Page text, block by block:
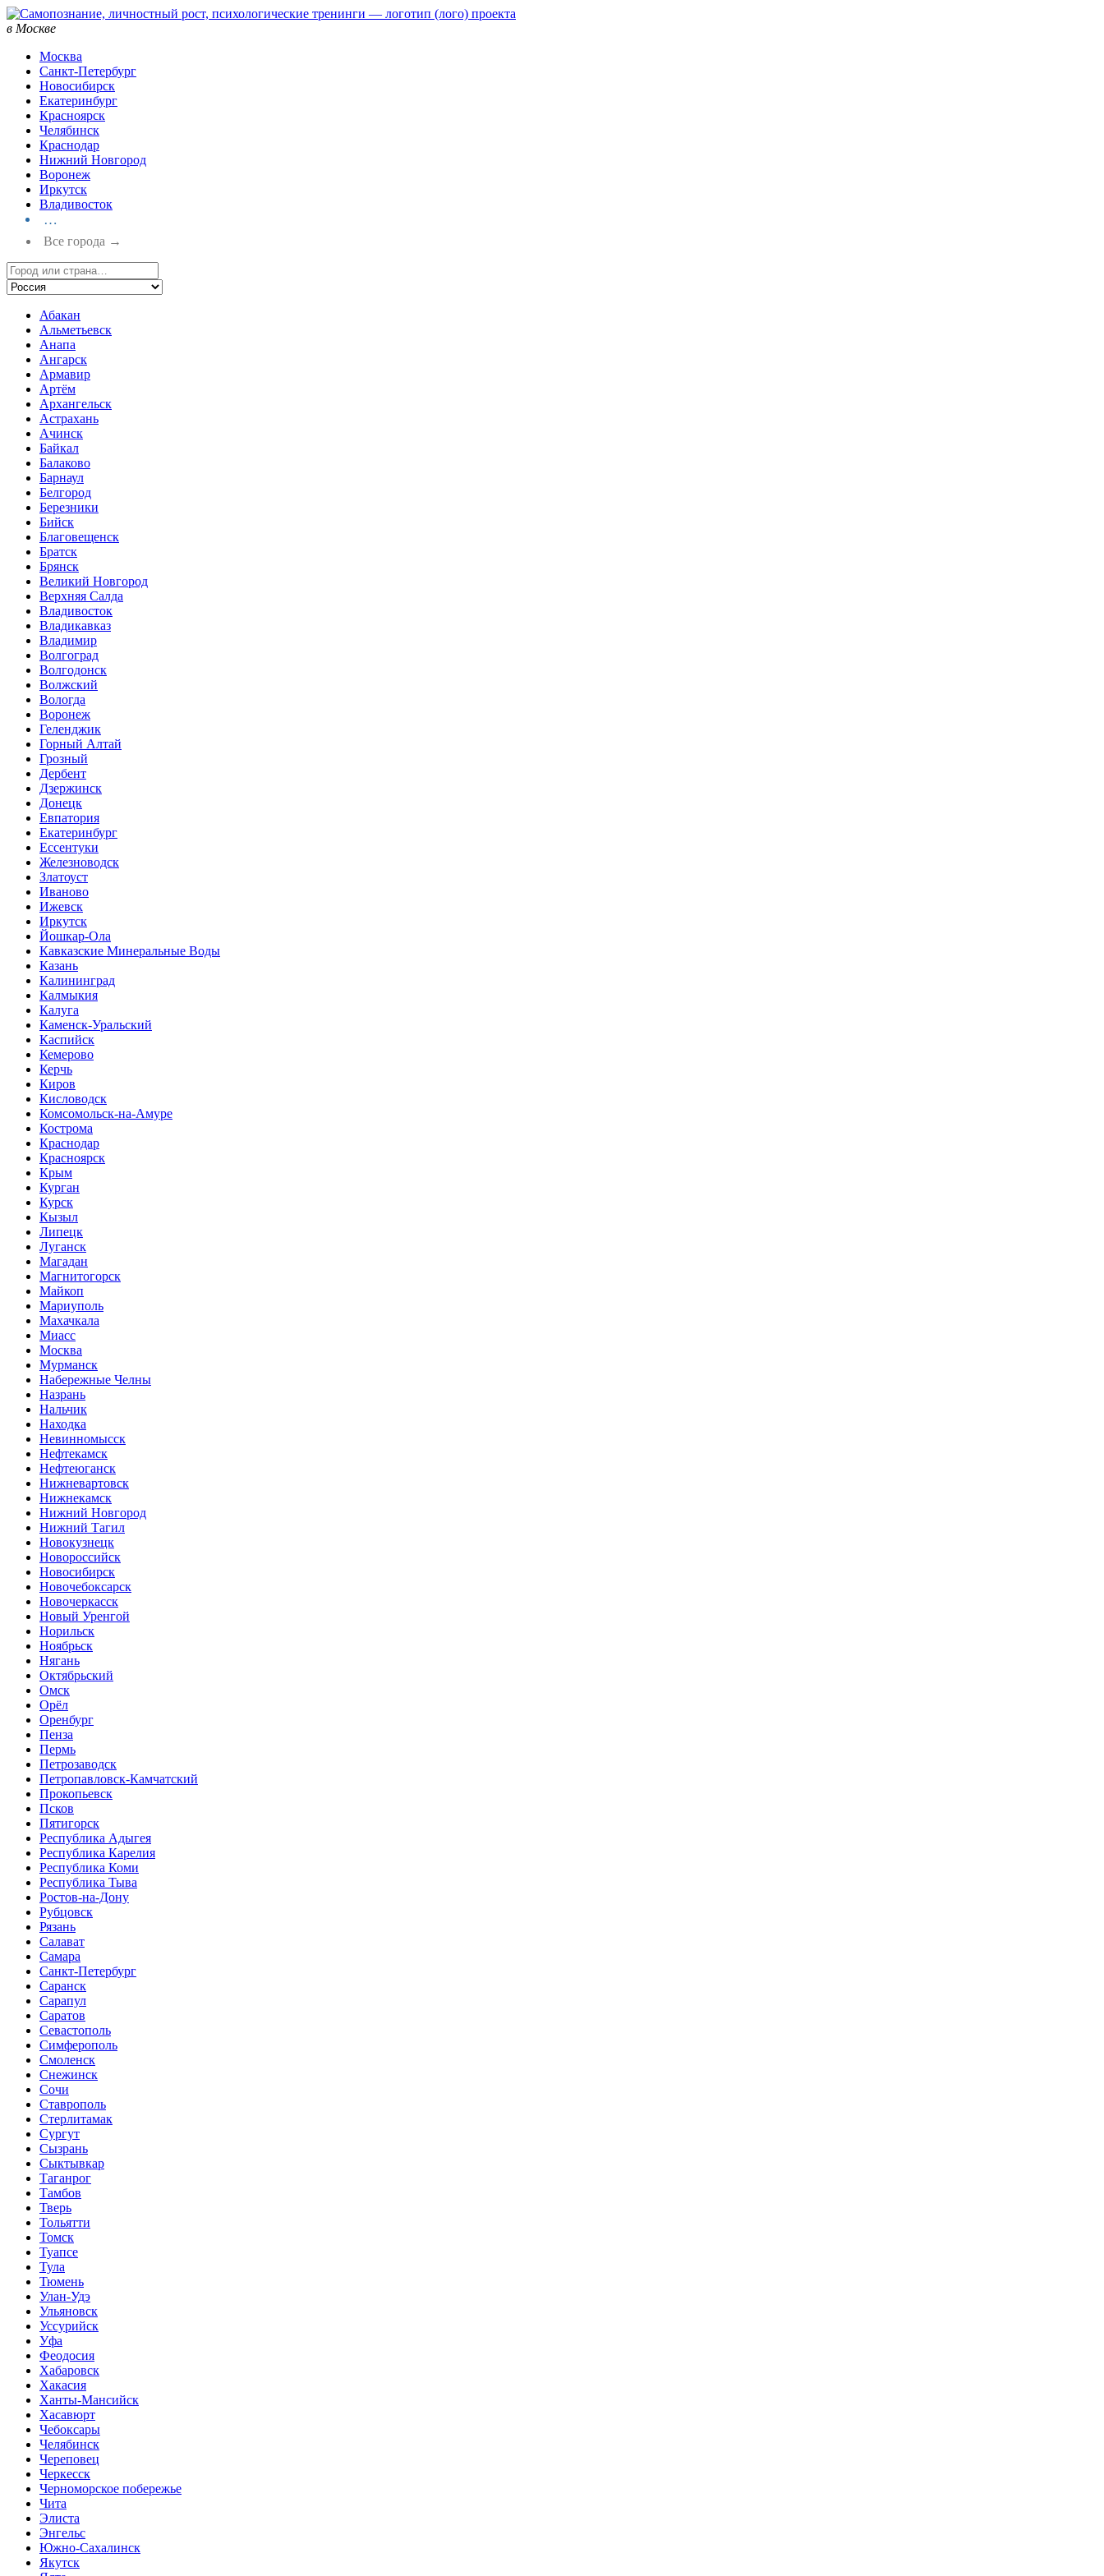
в Москве
Москва
Санкт-Петербург
Новосибирск
Екатеринбург
Красноярск
Челябинск
Краснодар
Нижний Новгород
Воронеж
Иркутск
Владивосток
…
Все города →
Абакан
Альметьевск
Анапа
Ангарск
Армавир
Артём
Архангельск
Астрахань
Ачинск
Байкал
Балаково
Барнаул
Белгород
Березники
Бийск
Благовещенск
Братск
Брянск
Великий Новгород
Верхняя Салда
Владивосток
Владикавказ
Владимир
Волгоград
Волгодонск
Волжский
Вологда
Воронеж
Геленджик
Горный Алтай
Грозный
Дербент
Дзержинск
Донецк
Евпатория
Екатеринбург
Ессентуки
Железноводск
Златоуст
Иваново
Ижевск
Иркутск
Йошкар-Ола
Кавказские Минеральные Воды
Казань
Калининград
Калмыкия
Калуга
Каменск-Уральский
Каспийск
Кемерово
Керчь
Киров
Кисловодск
Комсомольск-на-Амуре
Кострома
Краснодар
Красноярск
Крым
Курган
Курск
Кызыл
Липецк
Луганск
Магадан
Магнитогорск
Майкоп
Мариуполь
Махачкала
Миасс
Москва
Мурманск
Набережные Челны
Назрань
Нальчик
Находка
Невинномысск
Нефтекамск
Нефтеюганск
Нижневартовск
Нижнекамск
Нижний Новгород
Нижний Тагил
Новокузнецк
Новороссийск
Новосибирск
Новочебоксарск
Новочеркасск
Новый Уренгой
Норильск
Ноябрьск
Нягань
Октябрьский
Омск
Орёл
Оренбург
Пенза
Пермь
Петрозаводск
Петропавловск-Камчатский
Прокопьевск
Псков
Пятигорск
Республика Адыгея
Республика Карелия
Республика Коми
Республика Тыва
Ростов-на-Дону
Рубцовск
Рязань
Салават
Самара
Санкт-Петербург
Саранск
Сарапул
Саратов
Севастополь
Симферополь
Смоленск
Снежинск
Сочи
Ставрополь
Стерлитамак
Сургут
Сызрань
Сыктывкар
Таганрог
Тамбов
Тверь
Тольятти
Томск
Туапсе
Тула
Тюмень
Улан-Удэ
Ульяновск
Уссурийск
Уфа
Феодосия
Хабаровск
Хакасия
Ханты-Мансийск
Хасавюрт
Чебоксары
Челябинск
Череповец
Черкесск
Черноморское побережье
Чита
Элиста
Энгельс
Южно-Сахалинск
Якутск